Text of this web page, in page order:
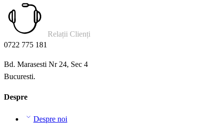
Relații Clienți
0722 775 181
Bd. Marasesti Nr 24, Sec 4
Bucuresti.
Despre
Despre noi